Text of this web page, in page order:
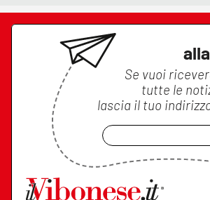
Se vuoi
tutte le
lascia il tuo